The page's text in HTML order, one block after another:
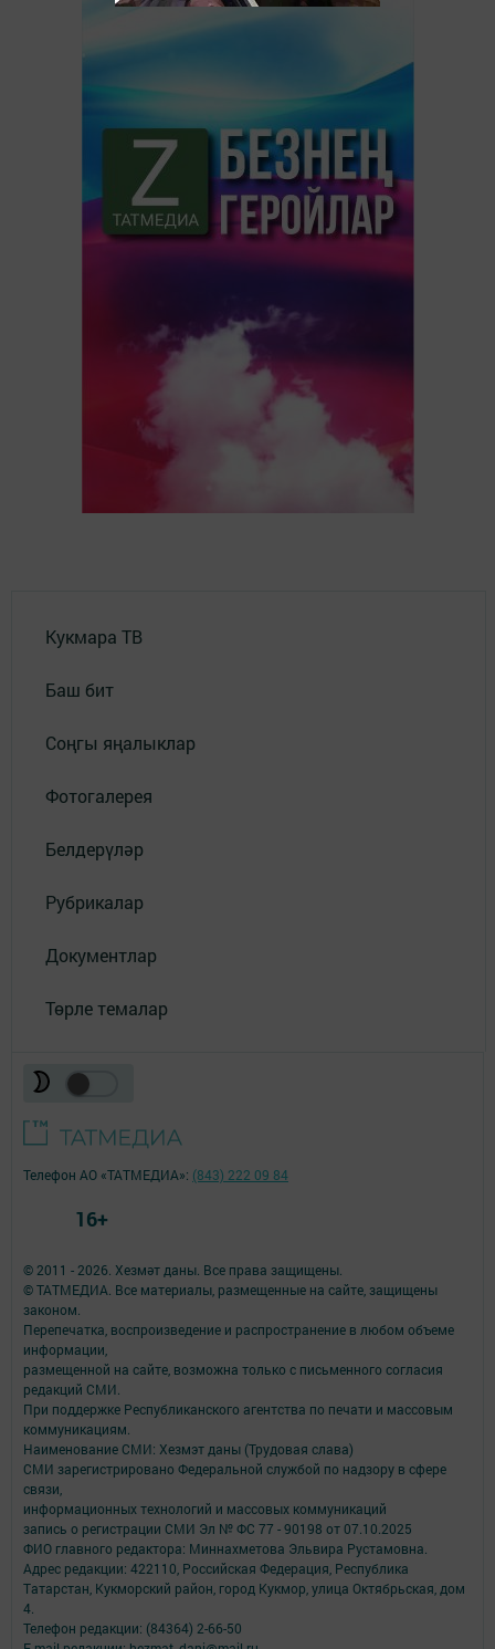
Кукмара ТВ
Баш бит
Соңгы яңалыклар
Фотогалерея
Белдерүләр
Рубрикалар
Документлар
Төрле темалар
© 2011 - 2026. Хезмәт даны. Все права защищены.
© ТАТМЕДИА. Все материалы, размещенные на сайте, защищены
законом.
Перепечатка, воспроизведение и распространение в любом объеме
информации,
размещенной на сайте, возможна только с письменного согласия
редакций СМИ.
При поддержке Республиканского агентства по печати и массовым
коммуникациям.
Наименование СМИ: Хезмэт даны (Трудовая слава)
СМИ зарегистрировано Федеральной службой по надзору в сфере
связи,
информационных технологий и массовых коммуникаций
запись о регистрации СМИ Эл № ФС 77 - 90198 от 07.10.2025
ФИО главного редактора: Миннахметова Эльвира Рустамовна.
Адрес редакции: 422110, Российская Федерация, Республика
Татарстан, Кукморский район, город Кукмор, улица Октябрьская, дом
4.
Телефон редакции: (84364) 2-66-50
Телефон АО «ТАТМЕДИА»: (843) 222 09 84
16+